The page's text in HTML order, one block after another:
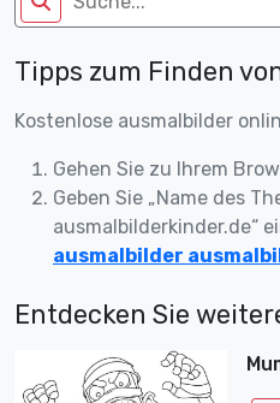
Tipps zum Finden
Kostenlose ausmalbilder
Gehen Sie zu Ihrem
Geben Sie „Name des
ausmalbilderkinder.de“
ausmalbilder
Entdecken Sie